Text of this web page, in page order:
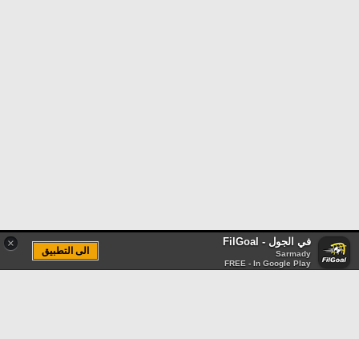
× في الجول - FilGoal
Sarmady
FREE - In Google Play
الى التطبيق